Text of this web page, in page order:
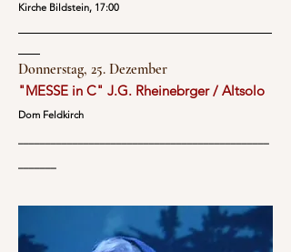
Kirche Bildstein, 17:00
Donnerstag, 25. Dezember
"MESSE in C" J.G. Rheinebrger / Altsolo
Dom Feldkirch